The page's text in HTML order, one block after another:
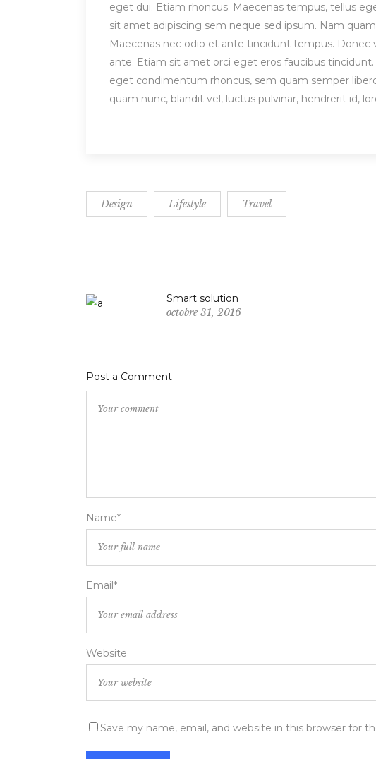
eget dui. Etiam rhoncus. Maecenas tempus, tellus
sit amet adipiscing sem neque sed ipsum. Nam
Maecenas nec odio et ante tincidunt tempus. Donec
ante. Etiam sit amet orci eget eros faucibus
eget condimentum rhoncus, sem quam semper
quam nunc, blandit vel, luctus pulvinar, hendrerit id,
Design Lifestyle Travel
Smart solution
octobre 31, 2016
Post a Comment
Name*
Email*
Website
Save my name, email, and website in this browser for